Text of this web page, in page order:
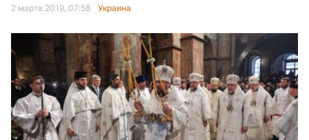
2 марта 2019, 07:58 Украина